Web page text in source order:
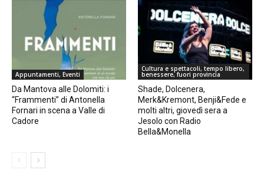
Appuntamenti, Eventi
Da Mantova alle Dolomiti: i
“Frammenti” di Antonella
Fornari in scena a Valle di
Cadore
Cultura e spettacoli, tempo libero,
benessere, fuori provincia
Shade, Dolcenera,
Merk&Kremont, Benji&Fede e
molti altri, giovedì sera a
Jesolo con Radio
Bella&Monella